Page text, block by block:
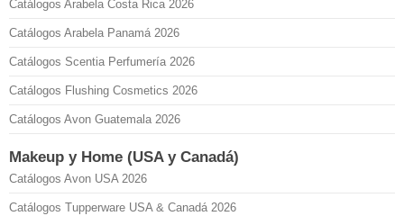
Catálogos Arabela Costa Rica 2026
Catálogos Arabela Panamá 2026
Catálogos Scentia Perfumería 2026
Catálogos Flushing Cosmetics 2026
Catálogos Avon Guatemala 2026
Makeup y Home (USA y Canadá)
Catálogos Avon USA 2026
Catálogos Tupperware USA & Canadá 2026